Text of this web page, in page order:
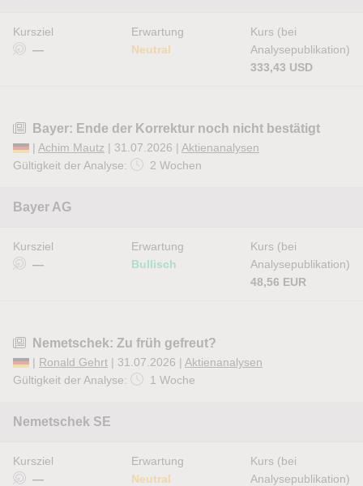
Kursziel
—
Erwartung
Neutral
Kurs (bei
Analysepublikation)
333,43 USD
Bayer: Ende der Korrektur noch nicht bestätigt
| Achim Mautz | 31.07.2026 | Aktienanalysen
Gültigkeit der Analyse:
2 Wochen
Bayer AG
Kursziel
—
Erwartung
Bullisch
Kurs (bei
Analysepublikation)
48,56 EUR
Nemetschek: Zu früh gefreut?
| Ronald Gehrt | 31.07.2026 | Aktienanalysen
Gültigkeit der Analyse:
1 Woche
Nemetschek SE
Kursziel
—
Erwartung
Neutral
Kurs (bei
Analysepublikation)